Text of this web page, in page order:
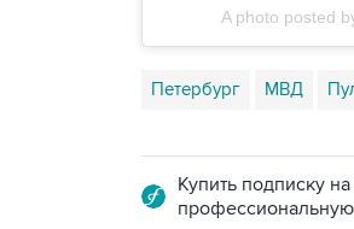
A photo posted
Петербург МВД
Купить подписку на